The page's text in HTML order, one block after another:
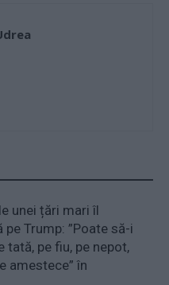
unei țări mari îl
pe Trump: ”Poate să-i
tată, pe fiu, pe nepot,
amestece” în